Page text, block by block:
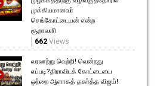
முக்கியமானவர்
செங்கோட்டையன் என்ற
சூறாவளி
662 Views
வரலாற்று வெற்றி! வென்றது
எப்படி?திராவிடக் கோட்டையை
ஒற்றை ஆளாகத் தகர்த்த விஜய்!